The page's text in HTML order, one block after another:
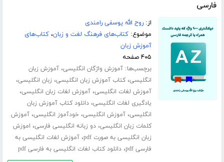
فارسی
از:روح الله یوسفی رامندی
موضوع:کتاب‌های فرهنگ لغت و زبان،کتاب‌های
آموزش زبان
۴۰۵ صفحه
برچسب‌ها:آموزش واژگان انگلیسی،آموزش زبان
انگلیسی،کتاب آموزش زبان انگلیسی، زبان انگلیسی،
آموزش لغات انگلیسی،آموزش لغات زبان انگلیسی،
یادگیری لغات انگلیسی،دانلود کتاب آموزش زبان
انگلیسی،آموزش انگلیسی، خودآموز انگلیسی،آموزش
کلمات زبان انگلیسی،دو زبانه انگلیسی فارسی، اموزش
زبان انگلیسی به صورت pdf
،آموزش لغات انگلیسی به
فارسی pdf
،دانلود کتاب لغات انگلیسی به فارسی pdf